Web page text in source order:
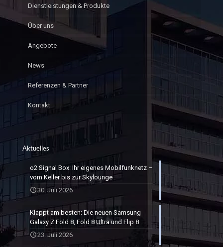
Dienstleistungen & Produkte
Über uns
Angebote
News
Referenzen & Partner
Kontakt
Aktuelles
o2 Signal Box: Ihr eigenes Mobilfunknetz –
vom Keller bis zur Skylounge
30. Juli 2026
Klappt am besten: Die neuen Samsung
Galaxy Z Fold 8, Fold 8 Ultra und Flip 8
23. Juli 2026